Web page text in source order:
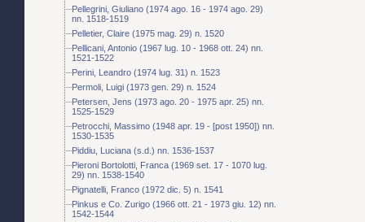
Pellegrini, Giuliano (1974 ago. 16 - 1974 ago. 29)
nn. 1518-1519
Pelletier, Claire (1975 mag. 29) n. 1520
Pellicani, Antonio (1967 lug. 10 - 1968 ott. 24) nn.
1521-1522
Perini, Leandro (1974 lug. 31) n. 1523
Permoli, Luigi (1973 gen. 29) n. 1524
Petersen, Jens (1973 ago. 20 - 1975 apr. 25) nn.
1525-1529
Petrocchi, Massimo (1948 apr. 19 - [post 1950]) nn.
1530-1535
Piddiu, Luciana (s.d.) nn. 1536-1537
Pieroni Bortolotti, Franca (1969 set. 17 - 1070 lug.
29) nn. 1538-1540
Pignatelli, Franco (1972 dic. 5) n. 1541
Pinkus e Co. Zurigo (1966 ott. 21 - 1973 giu. 12) nn.
1542-1544